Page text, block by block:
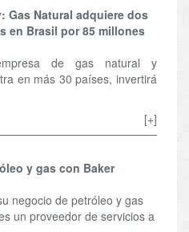
Gas Natural adquiere dos
en Brasil por 85 millones
de gas natural y
en más 30 países, invertirá
[+]
y gas con Baker
negocio de petróleo y gas
un proveedor de servicios a